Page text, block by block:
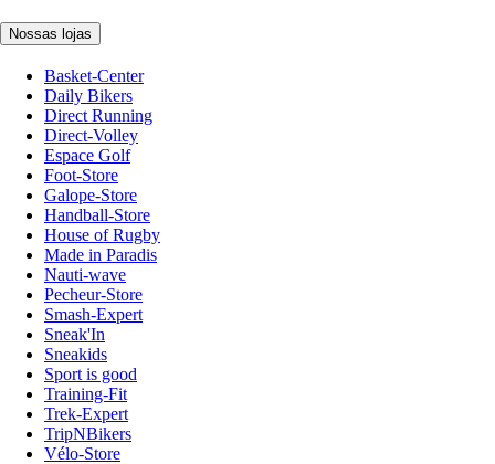
Nossas lojas
Basket-Center
Daily Bikers
Direct Running
Direct-Volley
Espace Golf
Foot-Store
Galope-Store
Handball-Store
House of Rugby
Made in Paradis
Nauti-wave
Pecheur-Store
Smash-Expert
Sneak'In
Sneakids
Sport is good
Training-Fit
Trek-Expert
TripNBikers
Vélo-Store